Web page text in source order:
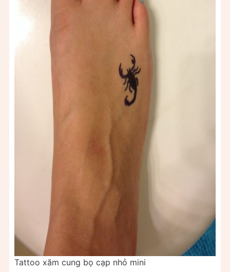
Tattoo xăm cung bọ cạp nhỏ mini